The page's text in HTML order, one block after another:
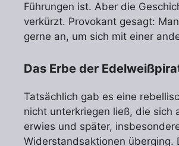
Führungen ist. Aber die
verkürzt. Provokant gesagt:
gerne an, um sich mit einer
Das Erbe der
Tatsächlich gab es eine
nicht unterkriegen ließ, die sich
erwies und später,
Widerstandsaktionen überging.